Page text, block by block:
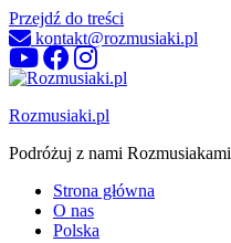
Przejdź do treści
kontakt@rozmusiaki.pl
Rozmusiaki.pl
Podróżuj z nami Rozmusiakami
Strona główna
O nas
Polska